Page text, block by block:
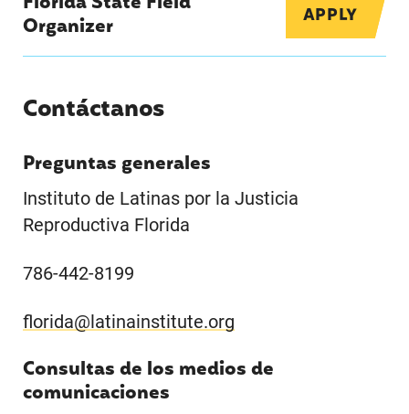
Organizer
APPLY
Contáctanos
Preguntas generales
Instituto de Latinas por la Justicia
Reproductiva Florida
786-442-8199
florida@latinainstitute.org
Consultas de los medios de
comunicaciones